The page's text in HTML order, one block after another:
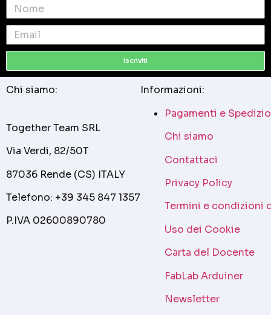
Iscriviti
Chi siamo:
Together Team SRL
Via Verdi, 82/50T
87036 Rende (CS) ITALY
Telefono: +39 345 847 1357
P.IVA 02600890780
Informazioni:
Pagamenti e
Chi siamo
Contattaci
Privacy Policy
Termini e condizioni
Uso dei Cookie
Carta del Docente
FabLab Arduiner
Newsletter